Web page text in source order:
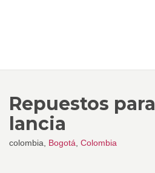
Repuestos para
lancia
colombia, Bogotá Colombia